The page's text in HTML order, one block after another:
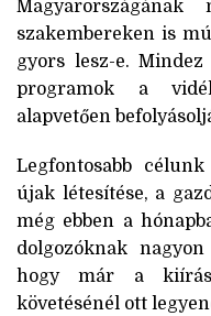
szakembereken is
gyors lesz-e.
programok a
alapvetően
Legfontosabb
újak létesítése, a
még ebben a
dolgozóknak
hogy már a
követésénél ott